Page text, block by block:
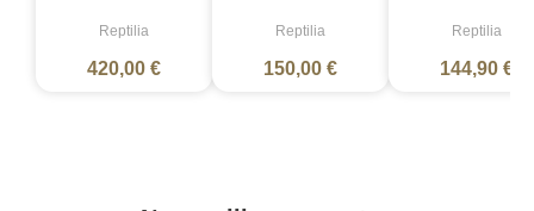
Reptilia
420,00 €
Reptilia
150,00 €
Reptilia
144,90 €